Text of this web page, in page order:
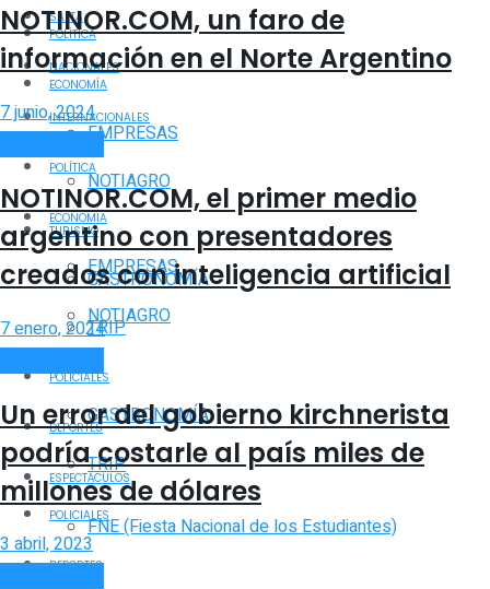
POLÍTICA
ECONOMÍA
EMPRESAS
NOTIAGRO
TURISMO
GASTRONOMÍA
TRIP
POLICIALES
DEPORTES
ESPECTÁCULOS
FNE (Fiesta Nacional de los Estudiantes)
SALTA
NACIONALES
INTERNACIONALES
POLÍTICA
ECONOMÍA
EMPRESAS
NOTIAGRO
GASTRONOMÍA
TRIP
POLICIALES
DEPORTES
NOTINOR.COM, un faro de
información en el Norte Argentino
7 junio, 2024
NOTINOR.COM, el primer medio
argentino con presentadores
creados con inteligencia artificial
7 enero, 2024
Un error del gobierno kirchnerista
podría costarle al país miles de
millones de dólares
3 abril, 2023